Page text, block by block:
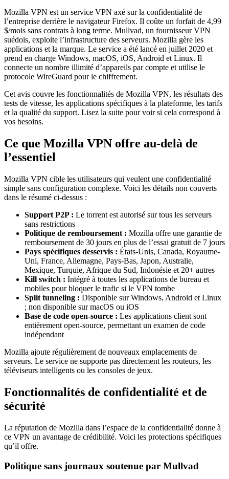
Mozilla VPN est un service VPN axé sur la confidentialité de
l’entreprise derrière le navigateur Firefox. Il coûte un forfait de 4,99
$/mois sans contrats à long terme. Mullvad, un fournisseur VPN
suédois, exploite l’infrastructure des serveurs. Mozilla gère les
applications et la marque. Le service a été lancé en juillet 2020 et
prend en charge Windows, macOS, iOS, Android et Linux. Il
connecte un nombre illimité d’appareils par compte et utilise le
protocole WireGuard pour le chiffrement.
Cet avis couvre les fonctionnalités de Mozilla VPN, les résultats des
tests de vitesse, les applications spécifiques à la plateforme, les tarifs
et la qualité du support. Lisez la suite pour voir si cela correspond à
vos besoins.
Ce que Mozilla VPN offre au-delà de
l’essentiel
Mozilla VPN cible les utilisateurs qui veulent une confidentialité
simple sans configuration complexe. Voici les détails non couverts
dans le résumé ci-dessus :
Support P2P : Le torrent est autorisé sur tous les serveurs
sans restrictions
Politique de remboursement : Mozilla offre une garantie de
remboursement de 30 jours en plus de l’essai gratuit de 7 jours
Pays spécifiques desservis : États-Unis, Canada, Royaume-
Uni, France, Allemagne, Pays-Bas, Japon, Australie,
Mexique, Turquie, Afrique du Sud, Indonésie et 20+ autres
Kill switch : Intégré à toutes les applications de bureau et
mobiles pour bloquer le trafic si le VPN tombe
Split tunneling : Disponible sur Windows, Android et Linux
; non disponible sur macOS ou iOS
Base de code open-source : Les applications client sont
entièrement open-source, permettant un examen de code
indépendant
Mozilla ajoute régulièrement de nouveaux emplacements de
serveurs. Le service ne supporte pas directement les routeurs, les
téléviseurs intelligents ou les consoles de jeux.
Fonctionnalités de confidentialité et de
sécurité
La réputation de Mozilla dans l’espace de la confidentialité donne à
ce VPN un avantage de crédibilité. Voici les protections spécifiques
qu’il offre.
Politique sans journaux soutenue par Mullvad